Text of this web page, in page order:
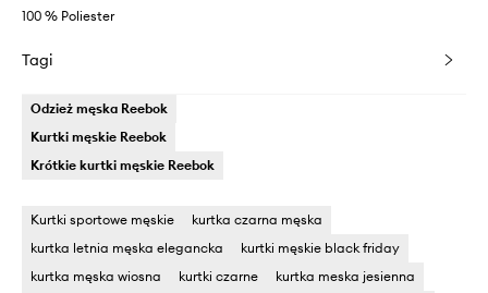
100 % Poliester
Tagi
Odzież męska Reebok
Kurtki męskie Reebok
Krótkie kurtki męskie Reebok
Kurtki sportowe męskie
kurtka czarna męska
kurtka letnia męska elegancka
kurtki męskie black friday
kurtka męska wiosna
kurtki czarne
kurtka meska jesienna